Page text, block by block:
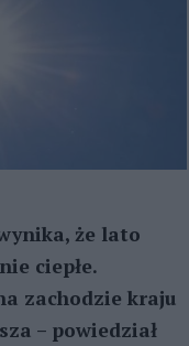
że lato
ciepłe.
zachodzie kraju
– powiedział